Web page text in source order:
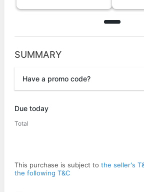
SUMMARY
Have a promo code?
Due today
Total
This purchase is subject to the seller's
the following T&C